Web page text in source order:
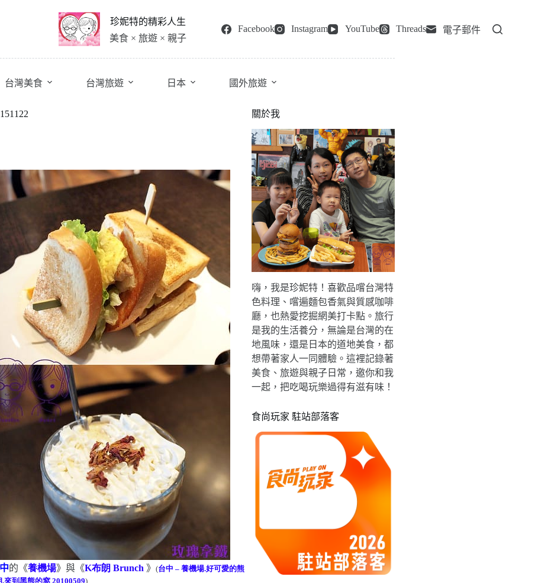
珍妮特的精彩人生
美食 × 旅遊 × 親子
Facebook Instagram YouTube Threads 電子郵件
台灣美食 台灣旅遊 日本 國外旅遊
的《養機場》與《K布朗 Brunch 》(台中 –養機場.好可愛的熊
.來到黑熊的窩20100509)
關於我
嗨，我是珍妮特！喜歡品嚐台灣特
色料理、嚐遍麵包香氣與質感咖啡
廳，也熱愛挖掘網美打卡點。旅行
是我的生活養分，無論是台灣的在
地風味，還是日本的道地美食，都
想帶著家人一同體驗。這裡記錄著
美食、旅遊與親子日常，邀你和我
一起，把吃喝玩樂過得有滋有味！
食尚玩家 駐站部落客